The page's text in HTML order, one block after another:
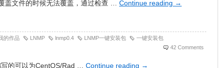
盖文件的时候无法覆盖，通过检查 … Continue reading →
的作品 LNMP lnmp0.4 LNMP一键安装包
一键安装包
42 Comments
的可以为CentOS/Rad … Continue reading →